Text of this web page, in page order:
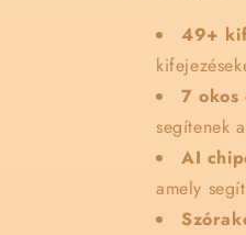
49+
7 okos
segítenek
AI
amely